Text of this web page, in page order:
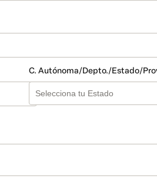
C. Autónoma/Depto./Estado/